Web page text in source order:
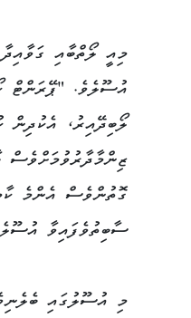
މިއީ ލޯތްބާއި
އުސޫލެވެ. "ޕޭރަންޓް
ލޯބިދޭއިރު، އެކުދިން
ޒިންމާދާރުވުމަށްވެސް
ގޮތުންވެސް އެންމެ
ސާބިތުވެފައިވާ
މި އުސޫލުގައި